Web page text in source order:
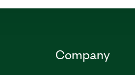
Company